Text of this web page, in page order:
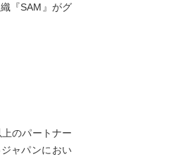
『SAM』がグ
のパートナー
ャパンにおい